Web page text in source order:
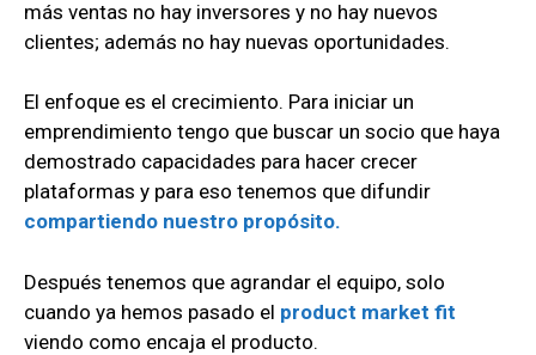
más ventas no hay inversores y no hay nuevos
clientes; además no hay nuevas oportunidades.
El enfoque es el crecimiento. Para iniciar un
emprendimiento tengo que buscar un socio que haya
demostrado capacidades para hacer crecer
plataformas y para eso tenemos que difundir
compartiendo nuestro propósito.
Después tenemos que agrandar el equipo, solo
cuando ya hemos pasado el product market fit
viendo como encaja el producto.